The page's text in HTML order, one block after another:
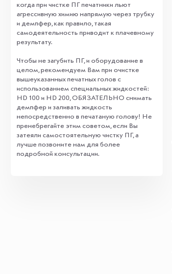
когда при чистке ПГ печатники льют
агрессивную химию напрямую через трубку
и демпфер, как правило, такая
самодеятельность приводит к плачевному
результату.
Чтобы не загубить ПГ, и оборудование в
целом, рекомендуем Вам при очистке
вышеуказанных печатных голов с
использованием специальных жидкостей:
HD 100 и HD 200, ОБЯЗАТЕЛЬНО снимать
демпфер и заливать жидкость
непосредственно в печатаную голову! Не
пренебрегайте этим советом, если Вы
затеяли самостоятельную чистку ПГ, а
лучше позвоните нам для более
подробной консультации.